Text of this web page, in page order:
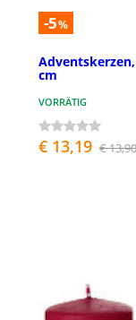
-5%
cm
VORRÄTIG
€ 13,19 € 13,90